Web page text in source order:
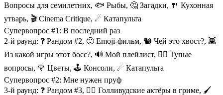
Вопросы для семилетних, 🐟 Рыбы, 🤔 Загадки, 🍴 Кухонная
утварь, 🎬 Cinema Critique, ☄ Катапульта
Супервопрос #1: В последний раз
2-й раунд: ❓ Рандом #2, 🙂 Emoji-фильм, 🐿️ Чей это хвост?, 👾
Из какой игры этот босс?, 🔊 Мой плейлист, 🤷‍♂ Тупые
вопросы, 🌹 Цветы, 🕹️ Консоли, ☄ Катапульта
Супервопрос #2: Мне нужен пруф
3-й раунд: ❓ Рандом #3, 💆‍♂ Голливудские актёры в гриме, 🖌️